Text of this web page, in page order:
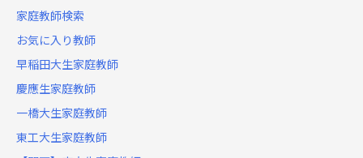
家庭教師検索
お気に入り教師
早稲田大生家庭教師
慶應生家庭教師
一橋大生家庭教師
東工大生家庭教師